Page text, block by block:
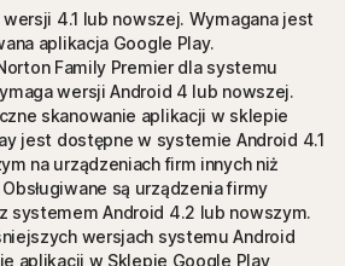
4.1 lub nowszej. Wymagana jest
aplikacja Google Play.
Family Premier dla systemu
wersji Android 4 lub nowszej.
skanowanie aplikacji w sklepie
jest dostępne w systemie Android 4.1
na urządzeniach firm innych niż
są urządzenia firmy
systemem Android 4.2 lub nowszym.
wersjach systemu Android
aplikacji w Sklepie Google Play